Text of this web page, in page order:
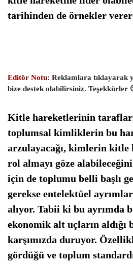
tarihinden de örnekler
Editör Notu: Reklamlara tıklayarak
bize destek olabilirsiniz. Teşekkürler
Kitle hareketlerinin
toplumsal kimliklerin bu
arzulayacağı, kimlerin kitle
rol almayı göze
için de toplumu belli başlı
gerekse entelektüel
alıyor. Tabii ki bu ayrımda
ekonomik alt uçların
karşımızda duruyor.
gördüğü ve toplum